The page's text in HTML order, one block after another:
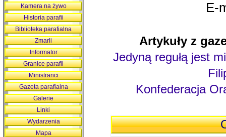
E-
Artykuły z
Jedyną regułą jest
Konfederacja
Kamera na żywo
Historia parafii
Biblioteka parafialna
Zmarli
Informator
Granice parafii
Ministranci
Gazeta parafialna
Galerie
Linki
Wydarzenia
Mapa